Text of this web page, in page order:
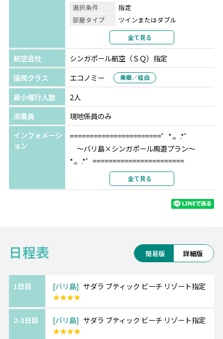
選択条件
指定
部屋タイプ
ツインまたはダブル
2名1室利用
部屋カテゴリ
サダラプレミア
シンガポール ザ フラートン ホテル シンガポ
ール ★★★★★
選択条件
指定
部屋タイプ
利用形態
部屋カテゴリ
指定なし
全て見る
航空会社
シンガポール航空（ＳＱ）指定
座席クラス
エコノミー 乗継／経由
最小催行人数
2人
添乗員
現地係員のみ
インフォメーシ
ョン
=======================゜*.。.*゜
～バリ島×シンガポール周遊プラン～
*.。.*゜=======================
人気ビーチリゾート『バリ島』でゆっくりし
た後は、近代都市『シンガポール』で買い物
やグルメが楽しめるお勧めの2か国周遊。
■サダラ ブティック ビーチリゾート【人気ホ
マリンスポーツが盛んなベノア地区のビーチ
フロントにある人気4つ星リゾート！
トランでリゾート気分満載です。
全て見る
日程表 簡易版 詳細版
1日目 バリ島
サダラ ブティック ビーチ リゾート指定
★★★★
2-3日目 バリ島
サダラ ブティック ビーチ リゾート指定
★★★★